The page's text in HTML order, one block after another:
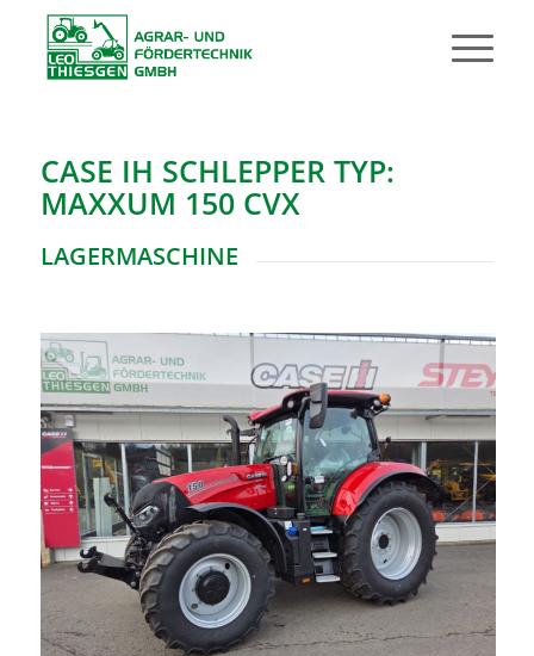
CASE IH SCHLEPPER TYP:
MAXXUM 150 CVX
LAGERMASCHINE